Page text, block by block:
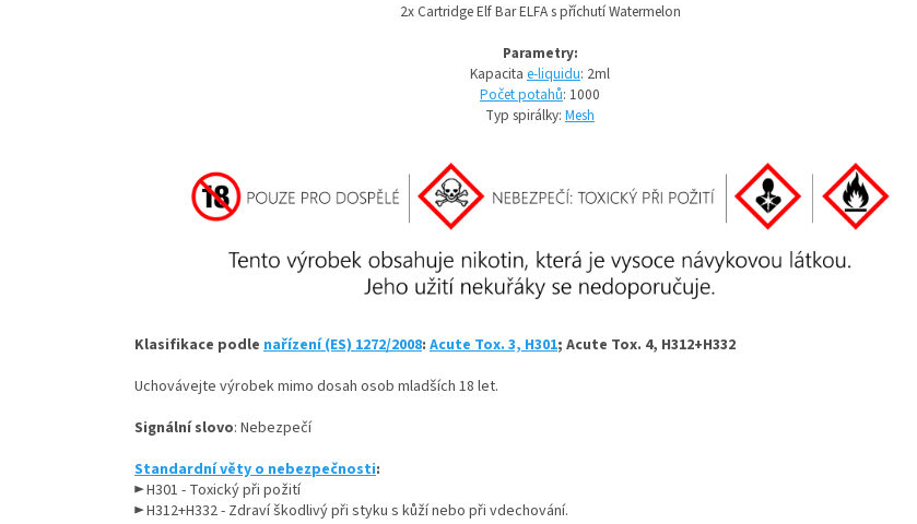
2x Cartridge Elf Bar ELFA s příchutí Watermelon
Parametry:
Kapacita e-liquidu: 2ml
Počet potahů: 1000
Typ spirálky: Mesh
Klasifikace podle nařízení (ES) 1272/2008: Acute Tox. 3, H301; Acute Tox. 4, H312+H332
Uchovávejte výrobek mimo dosah osob mladších 18 let.
Signální slovo: Nebezpečí
Standardní věty o nebezpečnosti:
► H301 - Toxický při požití
► H312+H332 - Zdraví škodlivý při styku s kůží nebo při vdechování.